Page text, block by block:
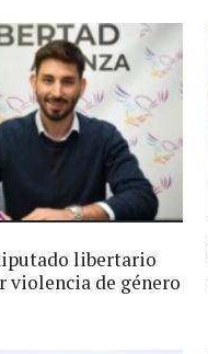
libertario
violencia de género